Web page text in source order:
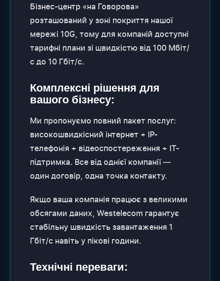
Бізнес-центр «на Говорова»
розташований у зоні покриття нашої
мережі 10G, тому для компаній доступні
тарифні плани зі швидкістю від 100 Мбіт/
с до 10 Гбіт/с.
Комплексні рішення для
вашого бізнесу:
Ми пропонуємо повний пакет послуг:
високошвидкісний інтернет + IP-
телефонія + відеоспостереження + IT-
підтримка. Все від однієї компанії —
один договір, одна точка контакту.
Якщо ваша компанія працює з великими
обсягами даних, Westelecom гарантує
стабільну швидкість завантаження 1
Гбіт/с навіть у пікові години.
Технічні переваги: